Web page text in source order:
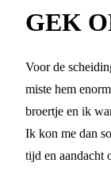
GEK
Voor de
miste hem
broertje en ik
Ik kon me dan
tijd en aandacht